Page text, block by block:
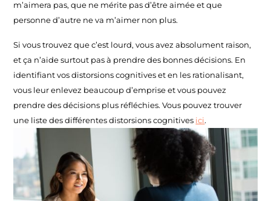
m’aimera pas, que ne mérite pas d’être aimée et que
personne d’autre ne va m’aimer non plus.
Si vous trouvez que c’est lourd, vous avez absolument raison,
et ça n’aide surtout pas à prendre des bonnes décisions. En
identifiant vos distorsions cognitives et en les rationalisant,
vous leur enlevez beaucoup d’emprise et vous pouvez
prendre des décisions plus réfléchies. Vous pouvez trouver
une liste des différentes distorsions cognitives ici.